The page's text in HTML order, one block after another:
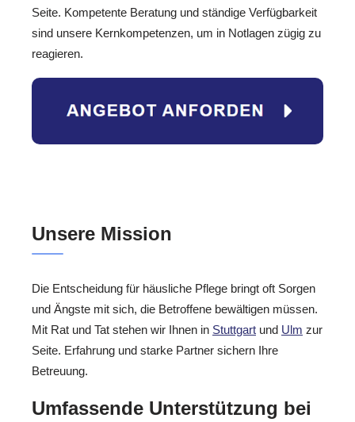
Seite. Kompetente Beratung und ständige Verfügbarkeit
sind unsere Kernkompetenzen, um in Notlagen zügig zu
reagieren.
Unsere Mission
Die Entscheidung für häusliche Pflege bringt oft Sorgen
und Ängste mit sich, die Betroffene bewältigen müssen.
Mit Rat und Tat stehen wir Ihnen in Stuttgart und Ulm zur
Seite. Erfahrung und starke Partner sichern Ihre
Betreuung.
Umfassende Unterstützung bei